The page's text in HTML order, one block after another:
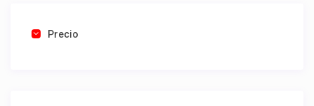
Una foto de cuenta de luz o agua o gas que acredite
Precio